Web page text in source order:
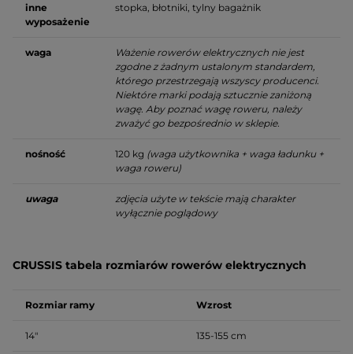
inne
wyposażenie
stopka, błotniki, tylny bagażnik
waga
Ważenie rowerów elektrycznych nie jest
zgodne z żadnym ustalonym standardem,
którego przestrzegają wszyscy producenci.
Niektóre marki podają sztucznie zaniżoną
wagę. Aby poznać wagę roweru, należy
zważyć go bezpośrednio w sklepie.
nośność 120 kg (waga użytkownika + waga ładunku +
waga roweru)
uwaga
zdjęcia użyte w tekście mają charakter
wyłącznie poglądowy
CRUSSIS tabela rozmiarów rowerów elektrycznych
Rozmiar ramy Wzrost
14″ 135-155 cm